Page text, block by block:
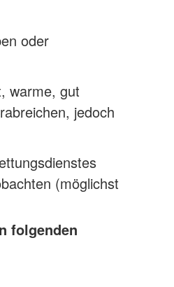
oder
warme, gut
jedoch
(möglichst
folgenden